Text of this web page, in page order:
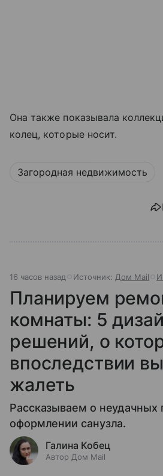
Она также показывала
колец, которые носит.
Загородная недвижимость
16 часов назад Источник: Дом Mail
Планируем
комнаты: 5
решений, о
впоследствии
жалеть
Рассказываем о неудачных
оформлении санузла.
Галина Кобец
Автор Дом Mail